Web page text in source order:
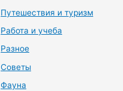
Путешествия и туризм
Работа и учеба
Разное
Советы
Фауна